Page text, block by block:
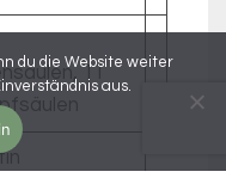
11
du die Website weiter
aus.